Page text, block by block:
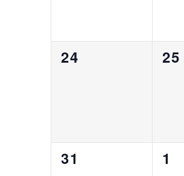
0
24
0
25
0
31
0
1